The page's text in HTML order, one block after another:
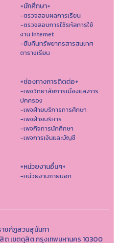
+นักศึกษา+
-ตรวจสอบผลการเรียน
-ตรวจสอบการใช้รหัสการใช้
งาน Internet
-ยืมคืนทรัพยากรสารสนเทศ
ตารางเรียน
+ช่องทางการติดต่อ+
-เพจวิทยาลัยการเมืองและการ
ปกครอง
-เพจฝ่ายบริการการศึกษา
-เพจฝ่ายบริหาร
-เพจกิจการนักศึกษา
-เพจการเงินและบัญชี
+หน่วยงานอื่นๆ+
-หน่วยงานภายนอก
ชภัฏสวนสุนันทา
ต เขตดุสิต กรุงเทพมหานคร 10300